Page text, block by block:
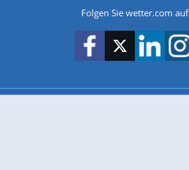
Folgen Sie wetter.com auf